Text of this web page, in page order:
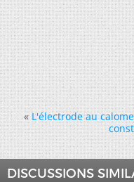
« L'électrode au
DISCUSSIONS